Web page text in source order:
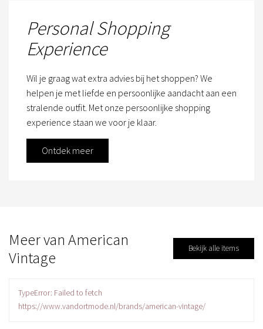
Personal Shopping
Experience
Wil je graag wat extra advies bij het shoppen? We
helpen je met liefde en persoonlijke aandacht aan een
stralende outfit. Met onze persoonlijke shopping
experience staan we voor je klaar.
Ontdek meer
Meer van American
Vintage
Bekijk alle items
TypeError: Failed to fetch
https://www.vandortmode.nl/brands/american-vintage/